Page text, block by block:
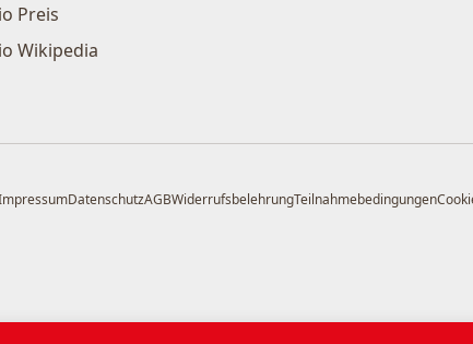
Preis
Wikipedia
DatenschutzAGBWiderrufsbelehrungTeilnahmebedingungen